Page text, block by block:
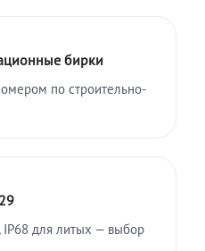
бирки
по строительно-
IP68 для литых — выбор